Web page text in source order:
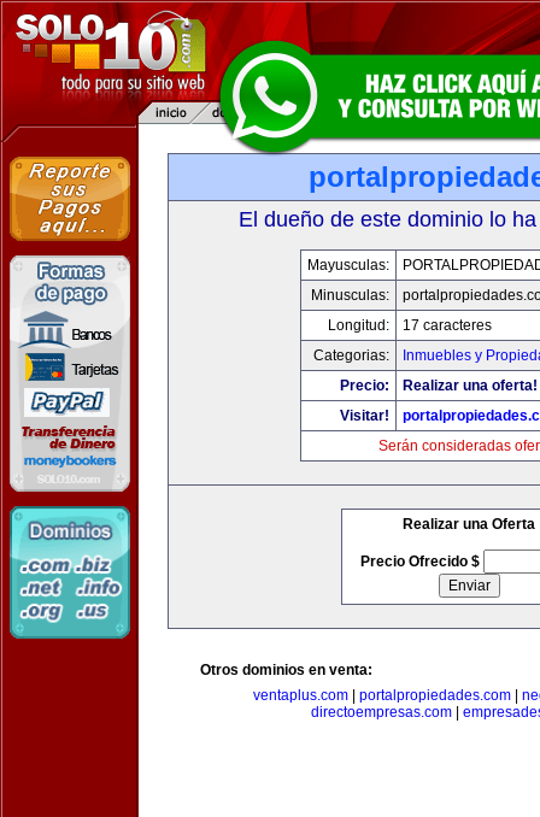
El dueño de este dominio lo
Mayusculas:
Minusculas:
Longitud:
17 caracteres
Categorias:
Inmuebles y
Precio:
Realizar una oferta!
Visitar!
Serán consideradas
Realizar una Oferta
Precio Ofrecido $
Otros dominios en venta:
ventaplus.com
portalpropiedades.com
directoempresas.com